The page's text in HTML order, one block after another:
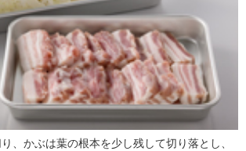
、かぶは葉の根本を少し残して切り落とし、